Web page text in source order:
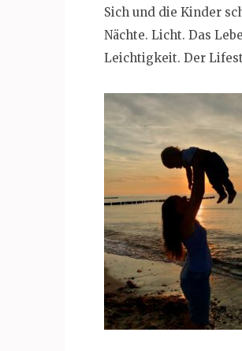
Sich und die Kinder
Nächte. Licht. Das
Leichtigkeit. Der